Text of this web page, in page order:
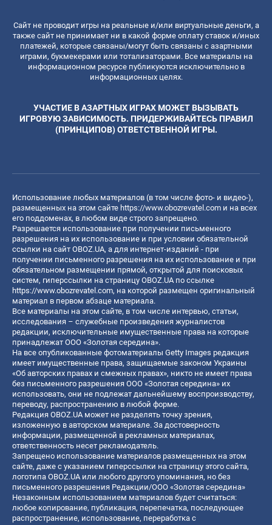
Сайт не проводит игры на реальные и/или виртуальные деньги, а
также сайт не принимает ни в какой форме оплату ставок и/иных
платежей, которые связаны/могут быть связаны с азартными
играми, букмекерами или тотализаторами. Все материалы на
информационном ресурсе публикуются исключительно в
информационных целях.
УЧАСТИЕ В АЗАРТНЫХ ИГРАХ МОЖЕТ ВЫЗЫВАТЬ
ИГРОВУЮ ЗАВИСИМОСТЬ. ПРИДЕРЖИВАЙТЕСЬ ПРАВИЛ
(ПРИНЦИПОВ) ОТВЕТСТВЕННОЙ ИГРЫ.
Использование любых материалов (в том числе фото- и видео-),
размещенных на этом сайте https://www.obozrevatel.com и на всех
его поддоменах, в любом виде строго запрещено.
Разрешается использование при получении письменного
разрешения на их использование и при условии обязательной
ссылки на сайт OBOZ.UA, а для интернет-изданий - при
получении письменного разрешения на их использование и при
обязательном размещении прямой, открытой для поисковых
систем, гиперссылки на страницу OBOZ.UA по ссылке
https://www.obozrevatel.com, на которой размещен оригинальный
материал в первом абзаце материала.
Все материалы на этом сайте, в том числе интервью, статьи,
исследования – служебные произведения журналистов
редакции, исключительные имущественные права на которые
принадлежат ООО «Золотая середина».
На все опубликованные фотоматериалы Getty Images редакция
имеет имущественные права, защищаемые законом Украины
«Об авторских правах и смежных правах», никто не имеет права
без письменного разрешения ООО «Золотая середина» их
использовать, они не подлежат дальнейшему воспроизводству,
переводу, распространению в любой форме.
Редакция OBOZ.UA может не разделять точку зрения,
изложенную в авторском материале. За достоверность
информации, размещенной в рекламных материалах,
ответственность несет рекламодатель.
Запрещено использование материалов размещенных на этом
сайте, даже с указанием гиперссылки на страницу этого сайта,
логотипа OBOZ.UA или любого другого упоминания, но без
письменного разрешения Редакции/ООО «Золотая середина»
Незаконным использованием материалов будет считаться:
любое копирование, публикация, перепечатка, последующее
распространение, использование, переработка с